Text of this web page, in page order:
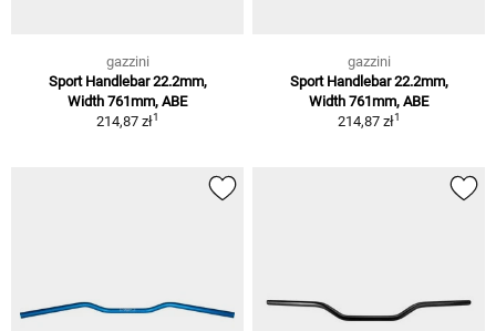
gazzini
Sport Handlebar 22.2mm,
Width 761mm, ABE
214,87 zł1
gazzini
Sport Handlebar 22.2mm,
Width 761mm, ABE
214,87 zł1